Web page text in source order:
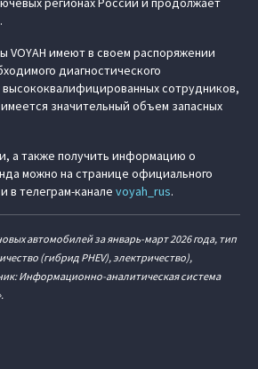
имеют в своем распоряжении
диагностического
сотрудников,
значительный объем запасных
а также получить информацию о
можно на странице официального
и в телеграм-канале voyah_rus.
автомобилей за январь-март 2026 года, тип
(гибрид PHEV), электричество),
Информационно-аналитическая система